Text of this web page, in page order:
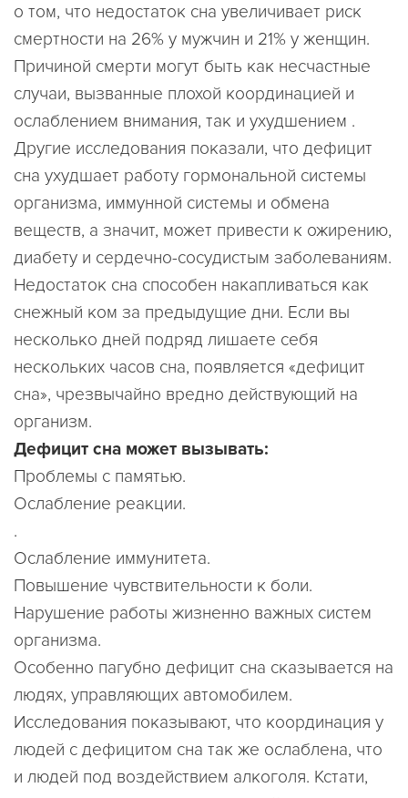
о том, что недостаток сна увеличивает риск
смертности на 26% у мужчин и 21% у женщин.
Причиной смерти могут быть как несчастные
случаи, вызванные плохой координацией и
ослаблением внимания, так и ухудшением .
Другие исследования показали, что дефицит
сна ухудшает работу гормональной системы
организма, иммунной системы и обмена
веществ, а значит, может привести к ожирению,
диабету и сердечно-сосудистым заболеваниям.
Недостаток сна способен накапливаться как
снежный ком за предыдущие дни. Если вы
несколько дней подряд лишаете себя
нескольких часов сна, появляется «дефицит
сна», чрезвычайно вредно действующий на
организм.
Дефицит сна может вызывать:
Проблемы с памятью.
Ослабление реакции.
.
Ослабление иммунитета.
Повышение чувствительности к боли.
Нарушение работы жизненно важных систем
организма.
Особенно пагубно дефицит сна сказывается на
людях, управляющих автомобилем.
Исследования показывают, что координация у
людей с дефицитом сна так же ослаблена, что
и людей под воздействием алкоголя. Кстати,